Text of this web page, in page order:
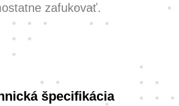
zafukovať.
špecifikácia